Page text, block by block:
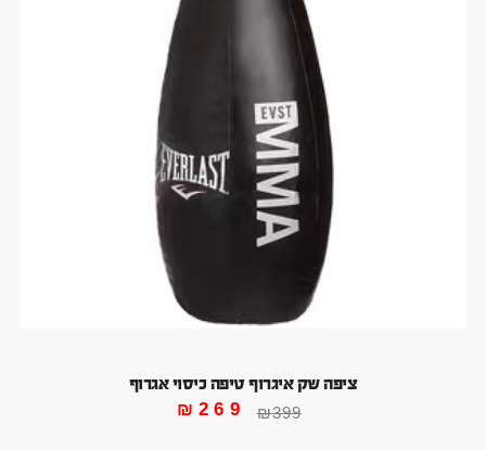
ציפה שק איגרוף טיפה כיסוי אגרוף
₪399
₪ 269